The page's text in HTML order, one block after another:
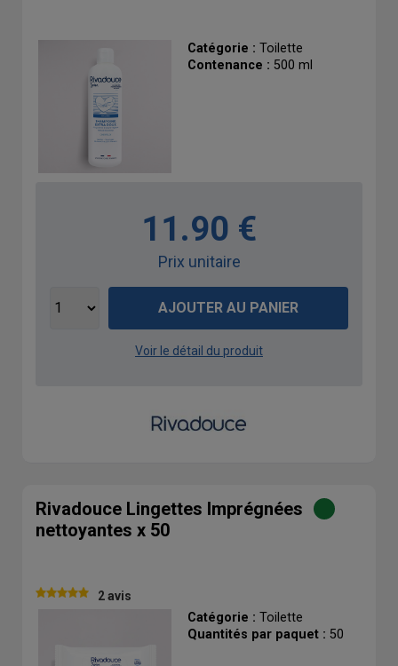
Catégorie : Toilette
Contenance : 500 ml
11.90 €
Prix unitaire
AJOUTER AU PANIER
Voir le détail du produit
Rivadouce Lingettes Imprégnées
nettoyantes x 50
2 avis
Catégorie : Toilette
Quantités par paquet : 50